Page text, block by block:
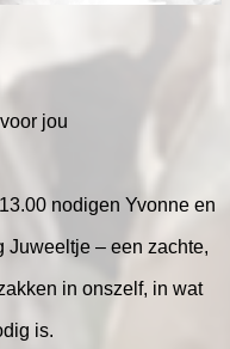
jou
nodigen Yvonne en
Juweeltje – een zachte,
in onszelf, in wat
is.